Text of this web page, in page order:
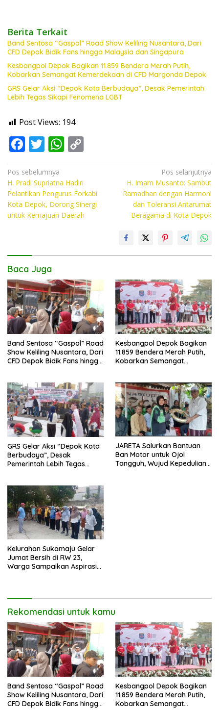
Berita Terkait
Band Sentosa “Gaspol” Road Show Keliling Nusantara, Dari
CFD Depok Bidik Fans hingga Malaysia dan Singapura
Kesbangpol Depok Bagikan 11.859 Bendera Merah Putih,
Kobarkan Semangat Kemerdekaan di CFD Margonda Depok.
GRS Gelar Aksi “Depok Kota Berbudaya”, Desak Pemerintah
Lebih Tegas Sikapi Fenomena LGBT
Post Views: 194
F
ac
e
b
o
o
T
w
itt
er
W
h
at
s
A
p
o
y
Li
n
Navigasi
pos
Pos sebelumnya
H. Pradi Supriatna Hadiri
Pelantikan Pengurus Forkabi
Kota Depok, Dorong Sinergi
untuk Kemajuan Daerah
Pos selanjutnya
H. Imam Musanto: Sambut
Ramadhan dengan Harmoni
dan Toleransi Antarumat
Beragama di Kota Depok
Baca Juga
Band Sentosa “Gaspol” Road
Show Keliling Nusantara, Dari
CFD Depok Bidik Fans hingga
Kesbangpol Depok Bagikan
11.859 Bendera Merah Putih,
Kobarkan Semangat
GRS Gelar Aksi “Depok Kota
Berbudaya”, Desak
Pemerintah Lebih Tegas
JARETA Salurkan Bantuan
Ban Motor untuk Ojol
Tangguh, Wujud Kepedulian
Kelurahan Sukamaju Gelar
Jumat Bersih di RW 23,
Warga Sampaikan Aspirasi
Rekomendasi untuk kamu
Band Sentosa “Gaspol” Road
Show Keliling Nusantara, Dari
CFD Depok Bidik Fans hingga
Kesbangpol Depok Bagikan
11.859 Bendera Merah Putih,
Kobarkan Semangat